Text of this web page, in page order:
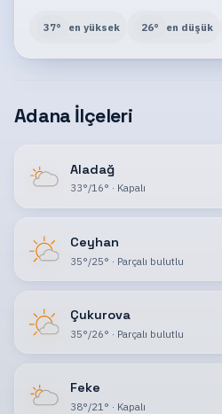
37° en yüksek 26° en düşük
Adana İlçeleri
Aladağ
33°/16° · Kapalı
Ceyhan
35°/25° · Parçalı bulutlu
Çukurova
35°/26° · Parçalı bulutlu
Feke
38°/21 ° · Kapalı